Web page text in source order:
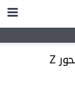
كيف أدوّر شكل على محور Z